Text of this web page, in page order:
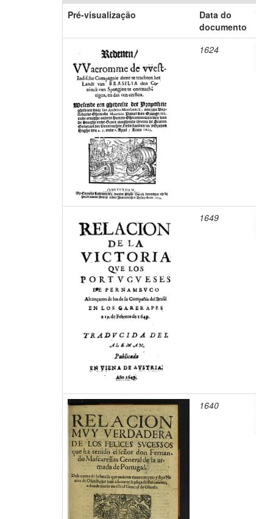
Pré-visualização
Data do
documento
1624
1649
1640